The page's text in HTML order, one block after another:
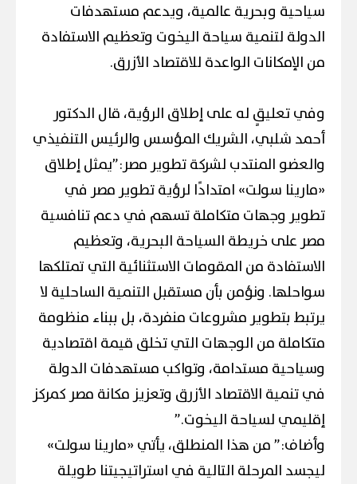
سياحية وبحرية عالمية، ويدعم مستهدفات
الدولة لتنمية سياحة اليخوت وتعظيم الاستفادة
من الإمكانات الواعدة للاقتصاد الأزرق.
وفي تعليقٍ له على إطلاق الرؤية، قال الدكتور
أحمد شلبي، الشريك المؤسس والرئيس التنفيذي
والعضو المنتدب لشركة تطوير مصر:”يمثل إطلاق
«مارينا سولت» امتدادًا لرؤية تطوير مصر في
تطوير وجهات متكاملة تسهم في دعم تنافسية
مصر على خريطة السياحة البحرية، وتعظيم
الاستفادة من المقومات الاستثنائية التي تمتلكها
سواحلها. ونؤمن بأن مستقبل التنمية الساحلية لا
يرتبط بتطوير مشروعات منفردة، بل ببناء منظومة
متكاملة من الوجهات التي تخلق قيمة اقتصادية
وسياحية مستدامة، وتواكب مستهدفات الدولة
في تنمية الاقتصاد الأزرق وتعزيز مكانة مصر كمركز
إقليمي لسياحة اليخوت.”
وأضاف:” من هذا المنطلق، يأتي «مارينا سولت»
ليجسد المرحلة التالية في استراتيجيتنا طويلة